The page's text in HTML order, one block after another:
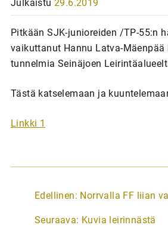
Julkaistu 29.6.2019
Pitkään SJK-junioreiden /TP-55:n
vaikuttanut Hannu Latva-Mäenpää
tunnelmia Seinäjoen
Tästä katselemaan ja
Linkki 1
A
t
Edellinen: Norrvalla FF liian
Seuraava: Kuvia leirinnästä